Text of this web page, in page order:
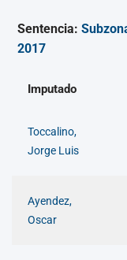
Sentencia:
2017
Imputado
Toccalino,
Jorge Luis
Ayendez,
Oscar